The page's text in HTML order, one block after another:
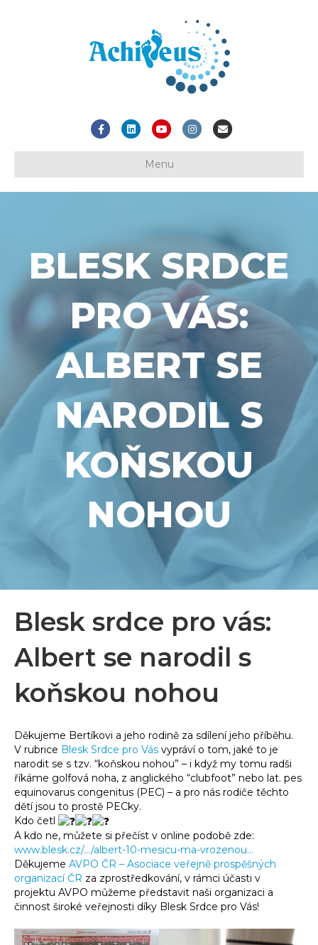
FacebookLinkedinYoutubeInstagram
Email
Menu
BLESK SRDCE
PRO VÁS:
ALBERT SE
NARODIL S
KOŇSKOU
NOHOU
Blesk srdce pro vás:
Albert se narodil s
koňskou nohou
Děkujeme Bertíkovi a jeho rodině za sdílení jeho příběhu.
V rubrice Blesk Srdce pro Vás vypráví o tom, jaké to je
narodit se s tzv. “koňskou nohou” – i když my tomu radši
říkáme golfová noha, z anglického “clubfoot” nebo lat. pes
equinovarus congenitus (PEC) – a pro nás rodiče těchto
dětí jsou to prostě PECky.
Kdo četl
A kdo ne, můžete si přečíst v online podobě zde:
www.blesk.cz/…/albert-10-mesicu-ma-vrozenou…
Děkujeme AVPO ČR – Asociace veřejně prospěšných
organizací ČR za zprostředkování, v rámci účasti v
projektu AVPO můžeme představit naši organizaci a
činnost široké veřejnosti díky Blesk Srdce pro Vás!